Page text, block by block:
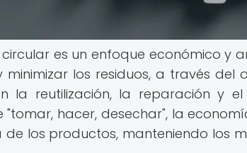
es un enfoque económico y
minimizar los residuos, a través
la reutilización, la reparación y
"tomar, hacer, desechar", la
de los productos, manteniendo los